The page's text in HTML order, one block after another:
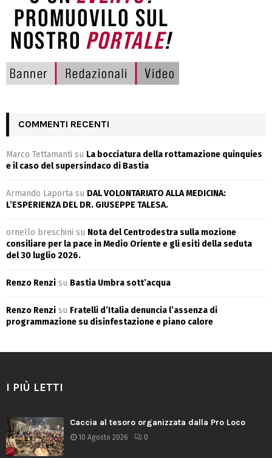
COMMENTI RECENTI
Marco Tettamanti su La bocciatura della rottamazione quinquies
e il caso del supersindaco di Bastia
Armando Laporta su DAL VOLONTARIATO ALLA MEDICINA:
L’ESPERIENZA DEL DR. GIUSEPPE TALESA.
ornello breschini su Nota del Centrodestra sulla mozione
consiliare per la pace in Medio Oriente e gli esiti della seduta
del 30 luglio 2026.
Renzo Renzi su Bastia Umbra sott’acqua
Renzo Renzi su Fratelli d’Italia denuncia l’assenza di
programmazione su disinfestazione e piano calore
I PIÙ LETTI
Caccia al tesoro organizzata dalla Pro Loco
10 Agosto 2026 0